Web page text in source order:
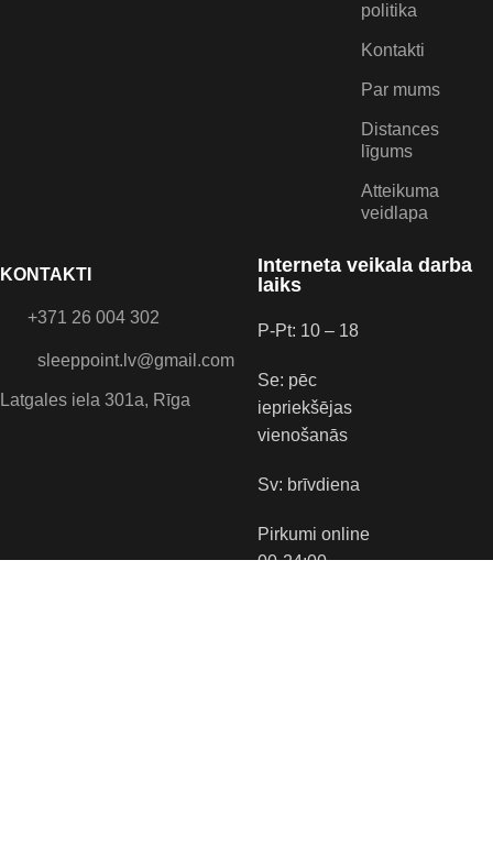
KONTAKTI
+371 26 004 302
sleeppoint.lv@gmail.com
Latgales iela 301a, Rīga
politika
Kontakti
Par mums
Distances
līgums
Atteikuma
veidlapa
Interneta veikala darba
laiks
P-Pt: 10 – 18
Se: pēc
iepriekšējas
vienošanās
Sv: brīvdiena
Pirkumi online
00-24:00